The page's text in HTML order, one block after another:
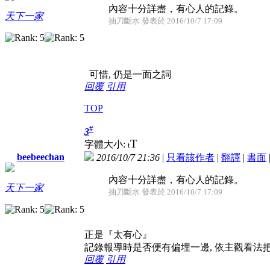
天下一家
內容十分詳盡，有心人的記錄。
抽刀斷水 發表於 2016/10/7 17:09
可惜, 仍是一面之詞
回覆 引用
TOP
beebeechan
天下一家
3#
字體大小: tT
2016/10/7 21:36 | 只看該作者 | 翻譯 | 書面
內容十分詳盡，有心人的記錄。
抽刀斷水 發表於 2016/10/7 17:09
正是『太有心』
記錄報導時是否便有偏埋一邊, 依主觀看法
回覆 引用